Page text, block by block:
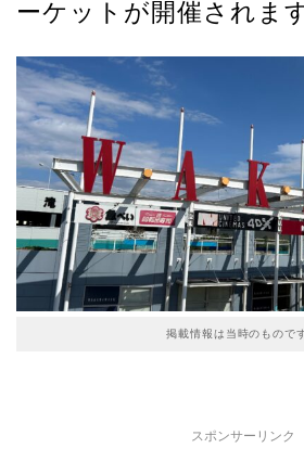
ーケットが開催されま
掲載情報は当時のもので
スポンサーリンク